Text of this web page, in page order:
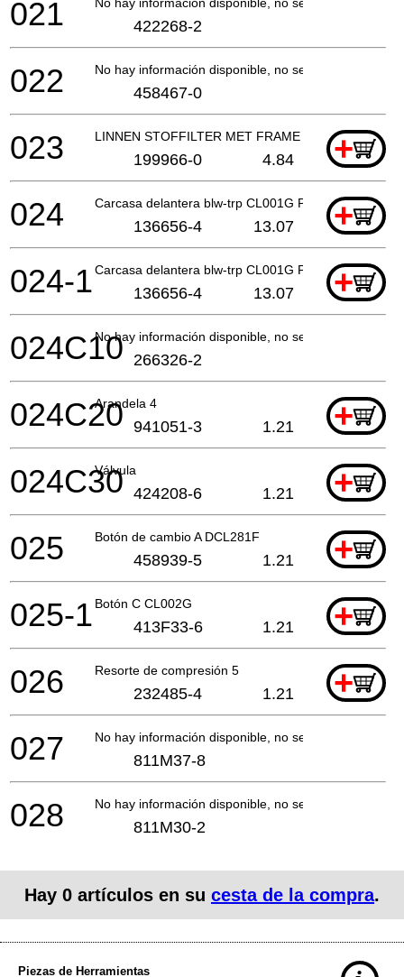
021 422268-2
No hay información disponible, no se puede pedir
022 458467-0
LINNEN STOFFILTER MET FRAME +
023 199966-0 4.84
Carcasa delantera blw-trp CL001G P +
024 136656-4 13.07
Carcasa delantera blw-trp CL001G P +
024-1 136656-4 13.07
No hay información disponible, no se puede pedir
024C10 266326-2
Arandela 4 +
024C20 941051-3 1.21
Válvula +
024C30 424208-6 1.21
Botón de cambio A DCL281F +
025 458939-5 1.21
Botón C CL002G +
025-1 413F33-6 1.21
Resorte de compresión 5 +
026 232485-4 1.21
No hay información disponible, no se puede pedir
027 811M37-8
No hay información disponible, no se puede pedir
028 811M30-2
Hay 0 artículos en su cesta de la compra.
Piezas de Herramientas